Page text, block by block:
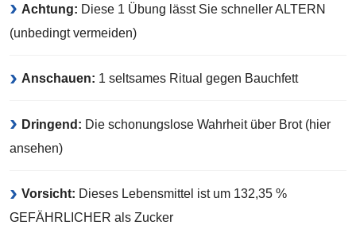
Achtung: Diese 1 Übung lässt Sie schneller ALTERN
(unbedingt vermeiden)
Anschauen: 1 seltsames Ritual gegen Bauchfett
Dringend: Die schonungslose Wahrheit über Brot (hier
ansehen)
Vorsicht: Dieses Lebensmittel ist um 132,35 %
GEFÄHRLICHER als Zucker